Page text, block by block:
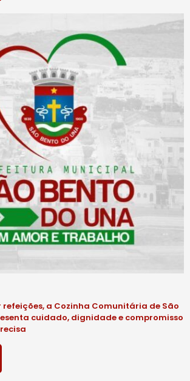
refeições, a Cozinha Comunitária de São
cuidado, dignidade e compromisso